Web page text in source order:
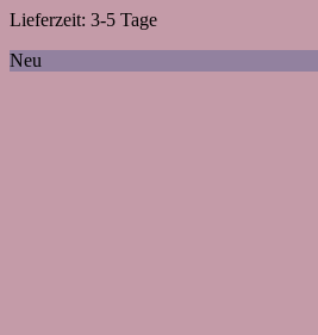
Lieferzeit: 3-5 Tage
Neu